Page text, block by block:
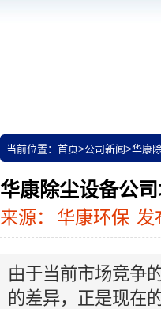
当前位置： 首页>公司新闻>华康
华康除尘设备公
来源： 华康环保 发
由于当前市场竞争
的差异，正是现在